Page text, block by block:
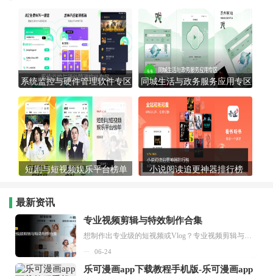
系统监控与硬件管理软件专区 同城生活与政务服务应用专区
短剧与短视频娱乐平台榜单 小说阅读追更神器排行榜
最新资讯
专业视频剪辑与特效制作合集
想制作出专业级的短视频或Vlog？专业视频剪辑与特效制作大全专题为你提供了从剪辑、抠像到特效包装的全套解决方案。无论是添加炫酷的片头、进行精准的视频抠图，还是制...
06-24
乐可漫画app下载教程手机版-乐可漫画app